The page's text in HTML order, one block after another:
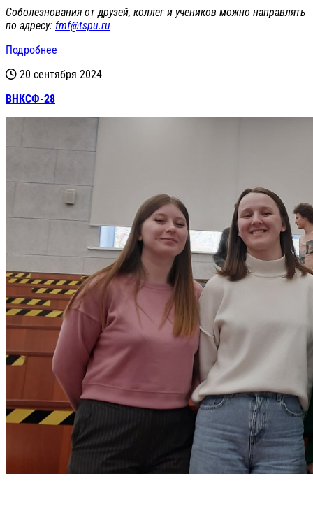
Соболезнования от друзей, коллег и учеников можно направлять
по адресу: fmf@tspu.ru
Подробнее
20 сентября 2024
ВНКСФ-28